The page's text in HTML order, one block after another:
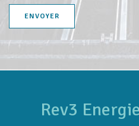
Rev3 Energie